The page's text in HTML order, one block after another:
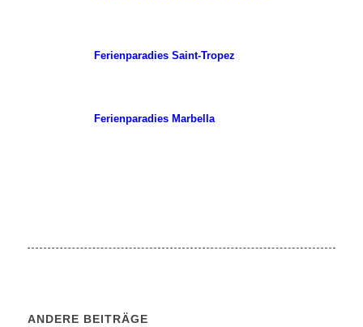
Ferienparadies Saint-Tropez
Ferienparadies Marbella
ANDERE BEITRÄGE